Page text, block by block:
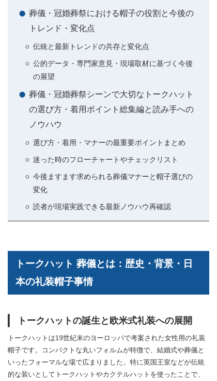
葬儀・冠婚葬祭における帽子の役割と今後の
トレンド・変化点
伝統と最新トレンドの共存と変化点
公的データ・専門家意見・現場取材に基づく今後
の展望
葬儀・冠婚葬祭シーンで大切なトークハット
の選び方・着用ポイント総集編と読み手への
ノウハウ
選び方・着用・マナーの最重要ポイントまとめ
迷った時のフローチャートやチェックリスト
今後ますます求められる葬儀マナーと帽子選びの
変化
読者が現場実践できる最新ノウハウ再確認
トークハット 葬儀とは：歴史・背景・日
本の礼装帽子事情
トークハットの誕生と欧米式礼装への展開
トークハットは19世紀末のヨーロッパで考案された女性用の礼装
帽子です。コンパクトな丸いフォルムが特徴で、結婚式や葬儀と
いったフォーマルな場で広まりました。特に英国王室などが伝統
的な装いとしてトークハットやカクテルハットを使ったことで、